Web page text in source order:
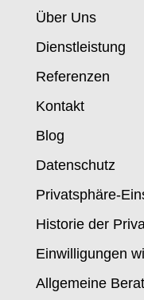
Über Uns
Dienstleistung
Referenzen
Kontakt
Blog
Datenschutz
Privatsphäre-
Historie der
Einwilligungen
Allgemeine